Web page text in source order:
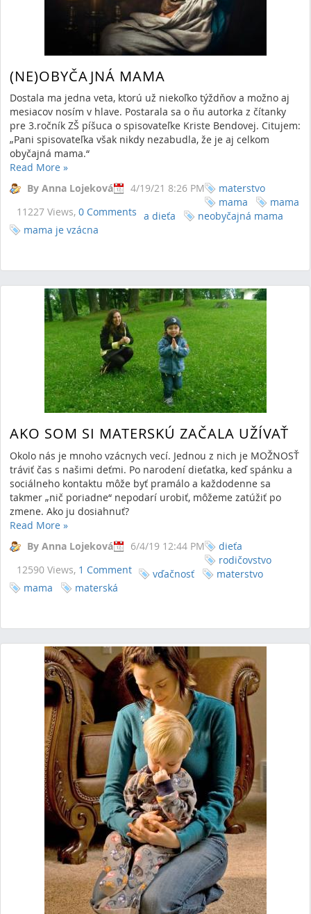
(NE)OBYČAJNÁ MAMA
Dostala ma jedna veta, ktorú už niekoľko týždňov a možno aj
mesiacov nosím v hlave. Postarala sa o ňu autorka z čítanky
pre 3.ročník ZŠ píšuca o spisovateľke Kriste Bendovej. Citujem:
„Pani spisovateľka však nikdy nezabudla, že je aj celkom
obyčajná mama.“
Read More »
By Anna Lojeková
4/19/21 8:26 PM
11227 Views, 0 Comments
materstvo
mama
mama
a dieťa
neobyčajná mama
mama je vzácna
AKO SOM SI MATERSKÚ ZAČALA UŽÍVAŤ
Okolo nás je mnoho vzácnych vecí. Jednou z nich je MOŽNOSŤ
tráviť čas s našimi deťmi. Po narodení dieťatka, keď spánku a
sociálneho kontaktu môže byť pramálo a každodenne sa
takmer „nič poriadne“ nepodarí urobiť, môžeme zatúžiť po
zmene. Ako ju dosiahnuť?
Read More »
By Anna Lojeková
6/4/19 12:44 PM
12590 Views, 1 Comment
dieťa
rodičovstvo
vďačnosť
materstvo
mama
materská